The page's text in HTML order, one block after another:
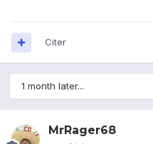
Citer
1 month later...
MrRager68